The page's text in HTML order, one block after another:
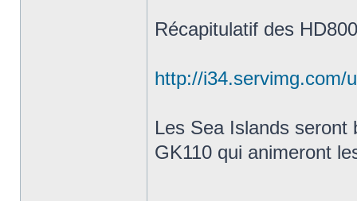
Récapitulatif des
http://i34.servimg.com/
Les Sea Islands seront
GK110 qui animeront